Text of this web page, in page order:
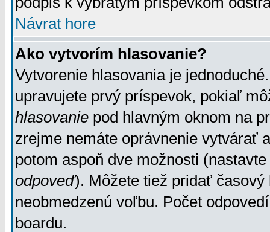
Návrat hore
Ako vytvorím hlasovanie?
Vytvorenie hlasovania je
upravujete prvý príspevok, pokiaľ
hlasovanie pod hlavným oknom na
zrejme nemáte oprávnenie vytvárať
potom aspoň dve možnosti
odpoveď). Môžete tiež pridať
neobmedzenú voľbu. Počet
boardu.